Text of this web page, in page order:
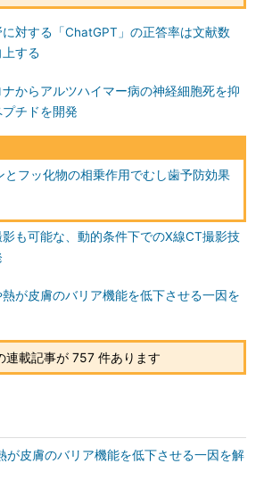
に対する「ChatGPT」の正答率は文献数
する
ナからアルツハイマー病の神経細胞死を抑
チドを開発
とフッ化物の相乗作用でむし歯予防効果
も可能な、動的条件下でのX線CT撮影技
が皮膚のバリア機能を低下させる一因を
連載記事が 757 件あります
が皮膚のバリア機能を低下させる一因を解